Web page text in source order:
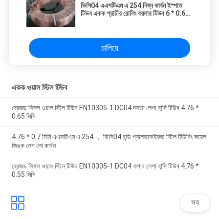
ডিসি04 এএসটিএম এ 254 নিম্ন কার্বন ইস্পাত
টিউব একক প্রাচীর রোলিং বয়লার টিউব 6 * 0.65
চালিয়ে
একক ওয়াল স্টিল টিউব
ব্রেজড সিঙ্গল ওয়াল স্টিল টিউব EN10305-1 DC04 দস্তা লেপা বান্দি টিউব 4.76 *
0.65 মিমি
4.76 * 0.7 মিমি এএসটিএম এ 254 ， ডিসি04 বন্ডি গ্যালভানাইজড স্টিল টিউবিং কয়েল
জিঙ্ক লেপ লো কার্বন
ব্রেজড সিঙ্গল ওয়াল স্টিল টিউব EN10305-1 DC04 কপার লেপা বান্দি টিউব 4.76 *
0.55 মিমি
সব